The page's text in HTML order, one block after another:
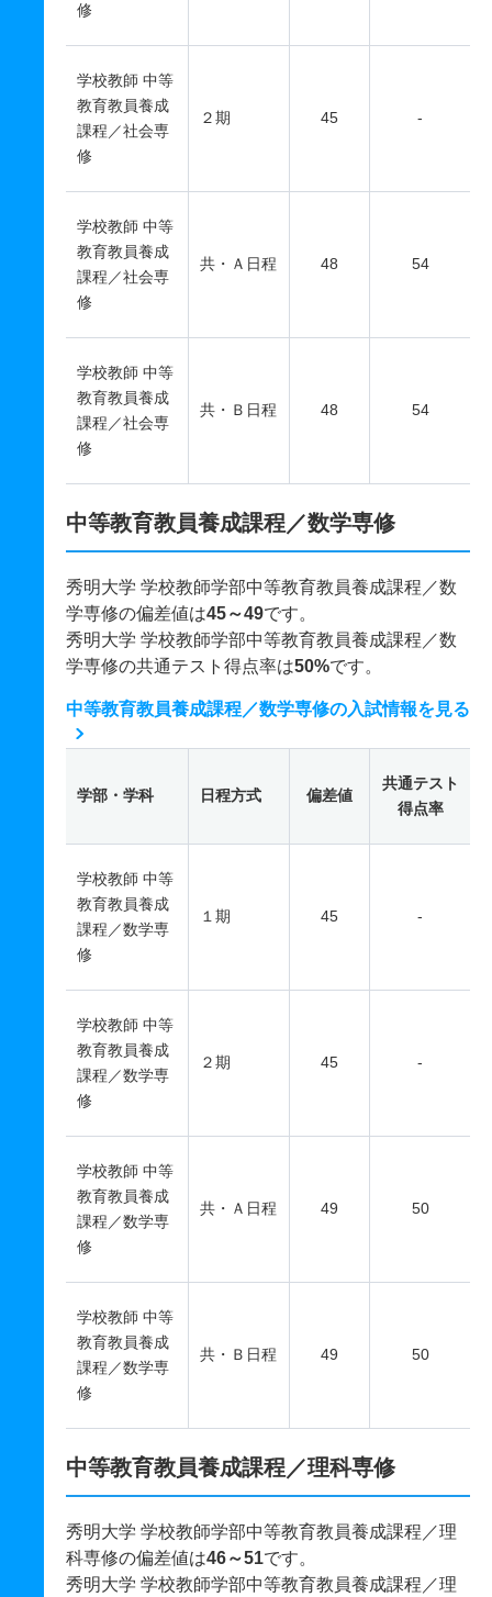
修
学校教師 中等
教育教員養成
課程／社会専
修
２期 45 -
学校教師 中等
教育教員養成
課程／社会専
修
共・Ａ日程 48 54
学校教師 中等
教育教員養成
課程／社会専
修
共・Ｂ日程 48 54
中等教育教員養成課程／数学専修
秀明大学 学校教師学部中等教育教員養成課程／数
学専修の偏差値は45～49です。
秀明大学 学校教師学部中等教育教員養成課程／数
学専修の共通テスト得点率は50%です。
中等教育教員養成課程／数学専修の入試情報を見る
学部・学科 日程方式 偏差値
共通テスト
得点率
学校教師 中等
教育教員養成
課程／数学専
修
１期 45 -
学校教師 中等
教育教員養成
課程／数学専
修
２期 45 -
学校教師 中等
教育教員養成
課程／数学専
修
共・Ａ日程 49 50
学校教師 中等
教育教員養成
課程／数学専
修
共・Ｂ日程 49 50
中等教育教員養成課程／理科専修
秀明大学 学校教師学部中等教育教員養成課程／理
科専修の偏差値は46～51です。
秀明大学 学校教師学部中等教育教員養成課程／理